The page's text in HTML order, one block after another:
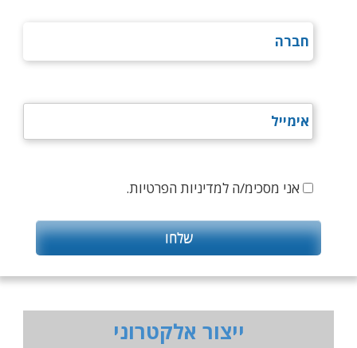
אני מסכימ/ה למדיניות הפרטיות.
ייצור אלקטרוני